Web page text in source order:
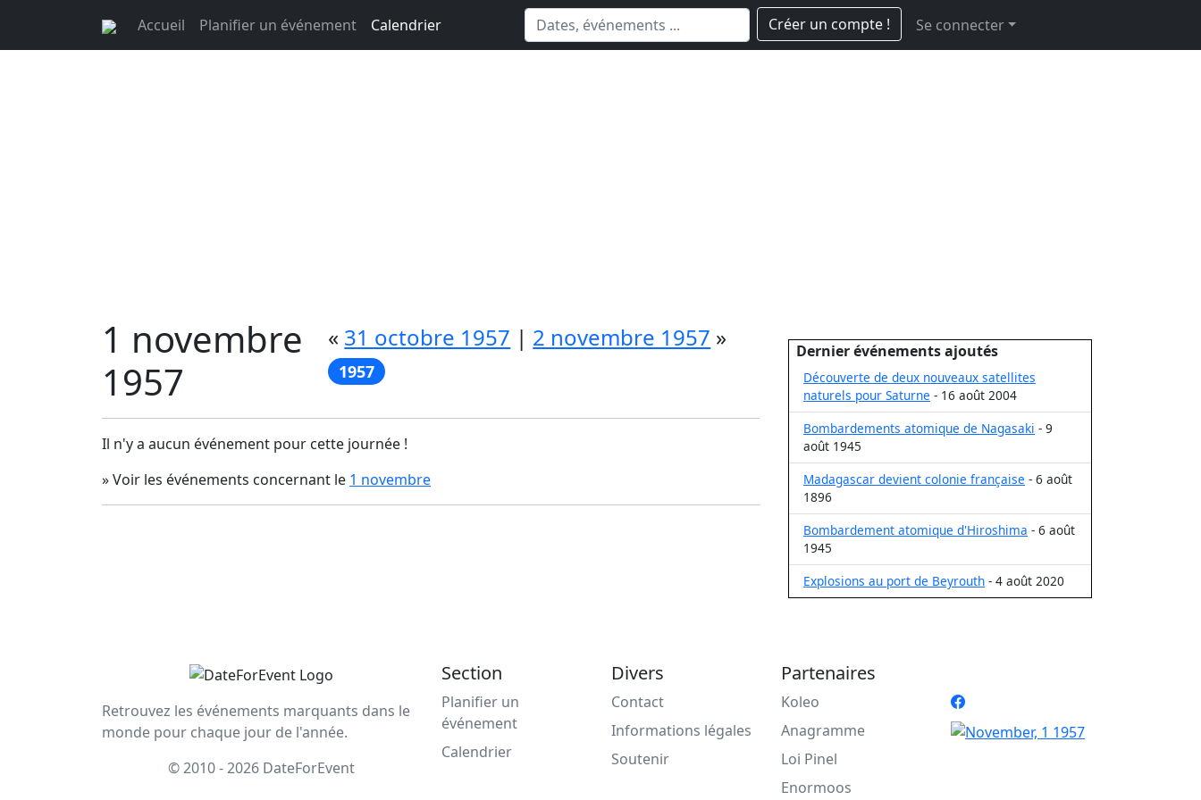
Accueil Planifier un événement Calendrier Créer un compte ! Se connecter
1 novembre
1957
« 31 octobre 1957 | 2 novembre 1957 »
1957
Il n'y a aucun événement pour cette journée !
» Voir les événements concernant le 1 novembre
Dernier événements ajoutés
Découverte de deux nouveaux satellites
naturels pour Saturne - 16 août 2004
Bombardements atomique de Nagasaki - 9
août 1945
Madagascar devient colonie française - 6 août
1896
Bombardement atomique d'Hiroshima - 6 août
1945
Explosions au port de Beyrouth - 4 août 2020
Retrouvez les événements marquants dans le
monde pour chaque jour de l'année.
© 2010 - 2026 DateForEvent
Section
Planifier un
événement
Calendrier
Divers
Contact
Informations légales
Soutenir
Partenaires
Koleo
Anagramme
Loi Pinel
Enormoos